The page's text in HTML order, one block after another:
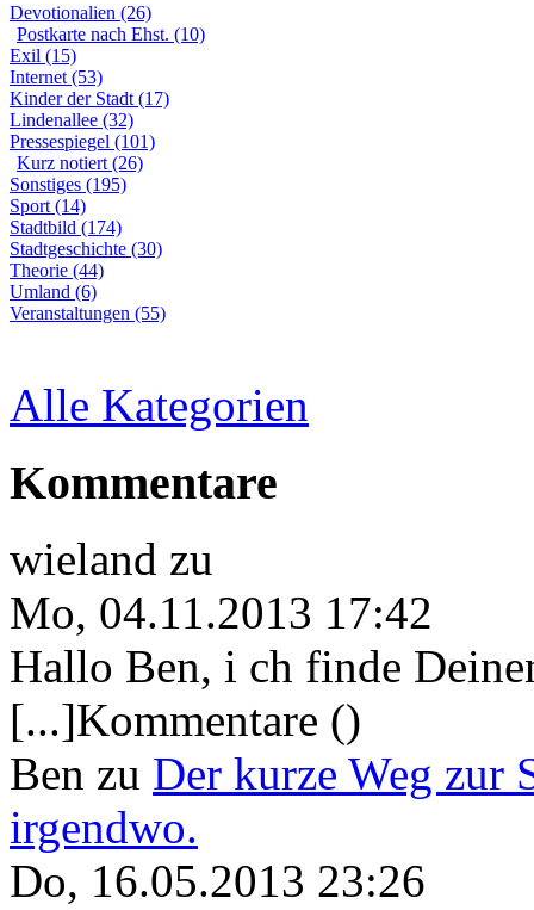
Devotionalien (26)
Postkarte nach Ehst. (10)
Exil (15)
Internet (53)
Kinder der Stadt (17)
Lindenallee (32)
Pressespiegel (101)
Kurz notiert (26)
Sonstiges (195)
Sport (14)
Stadtbild (174)
Stadtgeschichte (30)
Theorie (44)
Umland (6)
Veranstaltungen (55)
Alle Kategorien
Kommentare
wieland zu
Mo, 04.11.2013 17:42
Hallo Ben, i ch finde
[...]Kommentare ()
Ben zu Der kurze Weg zur
irgendwo.
Do, 16.05.2013 23:26